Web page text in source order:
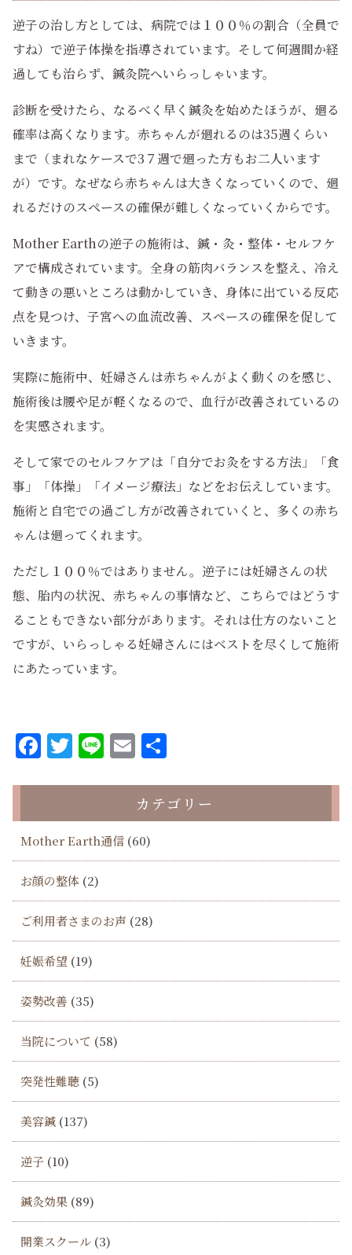
逆子の治し方としては、病院では１００％の割合（全員で
すね）で逆子体操を指導されています。そして何週間か経
過しても治らず、鍼灸院へいらっしゃいます。
診断を受けたら、なるべく早く鍼灸を始めたほうが、廻る
確率は高くなります。赤ちゃんが廻れるのは35週くらい
まで（まれなケースで3７週で廻った方もお二人います
が）です。なぜなら赤ちゃんは大きくなっていくので、廻
れるだけのスペースの確保が難しくなっていくからです。
Mother Earthの逆子の施術は、鍼・灸・整体・セルフケ
アで構成されています。全身の筋肉バランスを整え、冷え
て動きの悪いところは動かしていき、身体に出ている反応
点を見つけ、子宮への血流改善、スペースの確保を促して
いきます。
実際に施術中、妊婦さんは赤ちゃんがよく動くのを感じ、
施術後は腰や足が軽くなるので、血行が改善されているの
を実感されます。
そして家でのセルフケアは「自分でお灸をする方法」「食
事」「体操」「イメージ療法」などをお伝えしています。
施術と自宅での過ごし方が改善されていくと、多くの赤ち
ゃんは廻ってくれます。
ただし１００％ではありません。逆子には妊婦さんの状
態、胎内の状況、赤ちゃんの事情など、こちらではどうす
ることもできない部分があります。それは仕方のないこと
ですが、いらっしゃる妊婦さんにはベストを尽くして施術
にあたっています。
Facebook
Twitter
LineEmail
カテゴリー
Mother Earth通信 (60)
お顔の整体 (2)
ご利用者さまのお声 (28)
妊娠希望 (19)
姿勢改善 (35)
当院について (58)
突発性難聴 (5)
美容鍼 (137)
逆子 (10)
鍼灸効果 (89)
開業スクール (3)